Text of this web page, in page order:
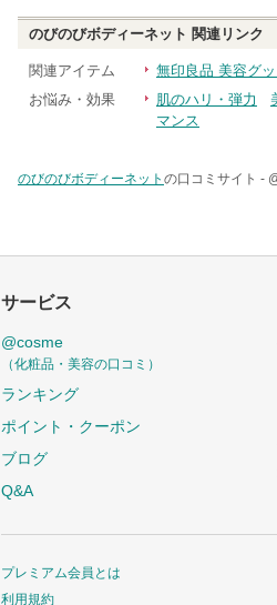
のびのびボディーネット 関連リンク
関連アイテム 無印良品 美容グ
お悩み・効果
肌のハリ・弾力
マンス
のびのびボディーネット の口コミサイト -
サービス
@cosme
（化粧品・美容の口コミ）
ランキング
ポイント・クーポン
ブログ
Q&A
プレミアム会員とは
利用規約